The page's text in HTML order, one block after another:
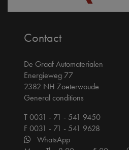
Contact
De Graaf Automaterialen
Energieweg 77
2382 NH Zoeterwoude
General conditions
T 0031 - 71 - 541 9450
F 0031 - 71 - 541 9628
WhatsApp